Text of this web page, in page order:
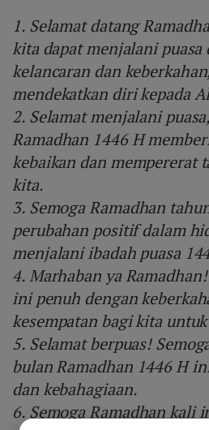
1. Selamat datang
kita dapat menjalani puasa
kelancaran dan
mendekatkan diri kepada
2. Selamat menjalani
Ramadhan 1446 H
kebaikan dan mempererat
kita.
3. Semoga Ramadhan
perubahan positif dalam
menjalani ibadah puasa
4. Marhaban ya
ini penuh dengan
kesempatan bagi kita
5. Selamat berpuas!
bulan Ramadhan 1446 H
dan kebahagiaan.
6. Semoga Ramadhan kali